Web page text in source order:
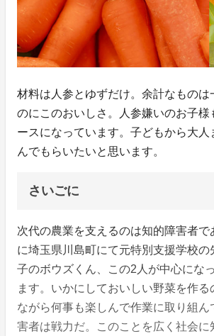
材料は人参とゆずだけ。余計なものは
のにこのおいしさ。人参嫌いのお子様
ースになっています。子どもから大人
んでもらいたいと思います。
さいごに
次代の農業を支えるのは知的障害者で
に埼玉県川島町にて元特別支援学校の
子のボウズくん、この2人が中心にな
ます。いかにしておいしい野菜を作る
ながら何事も楽しんで作業に取り組ん
害者は戦力だ。このことを広く社会に